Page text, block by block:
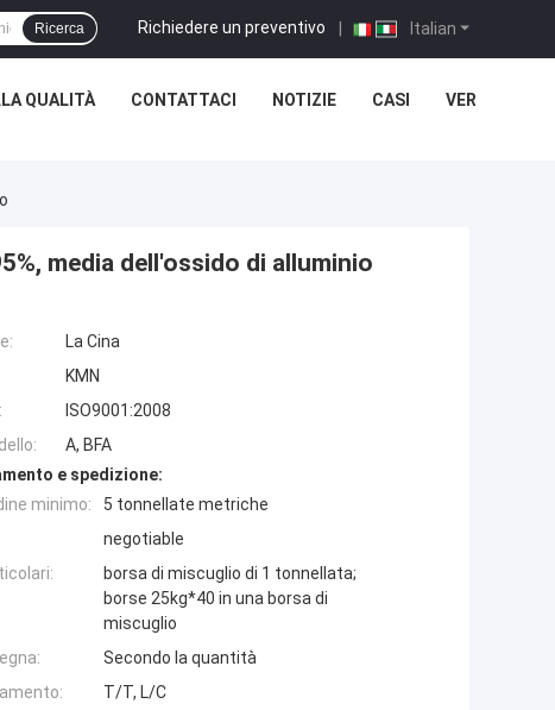
Italian
Richiedere un preventivo |
Ricerca
QUALITÀ CONTATTACI NOTIZIE CASI VER
media dell'ossido di alluminio
La Cina
KMN
ISO9001:2008
A, BFA
e spedizione:
minimo:
5 tonnellate metriche
negotiable
borsa di miscuglio di 1 tonnellata;
borse 25kg*40 in una borsa di
miscuglio
Secondo la quantità
T/T, L/C